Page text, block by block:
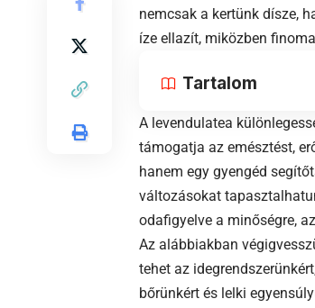
nemcsak a kertünk dísze,
íze ellazít, miközben
Tartalom
A levendulatea
támogatja az emésztést,
hanem egy gyengéd
változásokat
odafigyelve a minőségre,
Az alábbiakban
tehet az
bőrünkért és lelki